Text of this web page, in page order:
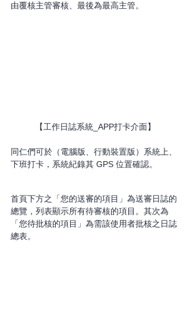
由覆核主管審核、最後為最高主管。
【工作日誌系統_APP打卡介面】
同仁們可於（電腦版、行動裝置版）系統上、
下班打卡，系統紀錄其 GPS 位置確認。
首頁下方之「您的送審的項目」為送審日誌的
總覽，列表顯示所有待審核的項目。其次為
「您待批核的項目」為需該使用者批核之日誌
總表。